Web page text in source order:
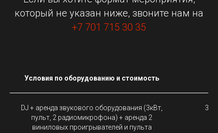
который не указан ниже, звоните нам на
+7 701 715 30 35
Условия по оборудованию и стоимость
DJ + аренда звукового оборудования (3кВт,
пульт, 2 радиомикрофона) + аренда 2
виниловых проигрывателей и пульта
350